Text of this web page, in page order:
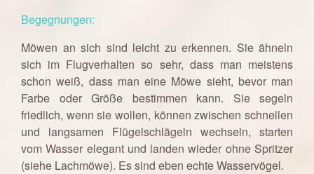
Begegnungen:
Möwen an sich sind leicht zu erkennen. Sie ähneln
sich im Flugverhalten so sehr, dass man meistens
schon weiß, dass man eine Möwe sieht, bevor man
Farbe oder Größe bestimmen kann. Sie segeln
friedlich, wenn sie wollen, können zwischen schnellen
und langsamen Flügelschlägeln wechseln, starten
vom Wasser elegant und landen wieder ohne Spritzer
(siehe Lachmöwe). Es sind eben echte Wasservögel.